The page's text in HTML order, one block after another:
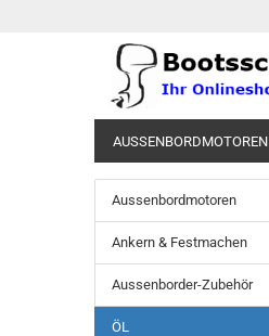
AUSSENBORDMOTOREN
SKI & FUN TRAILER
Aussenbordmotoren
Ankern & Festmachen
Aussenborder-Zubehör
ÖL